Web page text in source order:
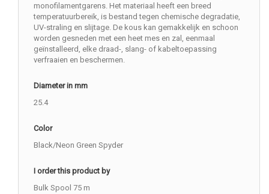
monofilamentgarens. Het materiaal heeft een breed
temperatuurbereik, is bestand tegen chemische degradatie,
UV-straling en slijtage. De kous kan gemakkelijk en schoon
worden gesneden met een heet mes en zal, eenmaal
geïnstalleerd, elke draad-, slang- of kabeltoepassing
verfraaien en beschermen.
Diameter in mm
25.4
Color
Black/Neon Green Spyder
I order this product by
Bulk Spool 75 m